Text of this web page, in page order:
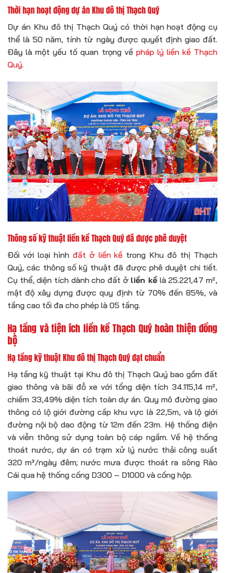
Thời hạn hoạt động dự án Khu đô thị Thạch Quý
Dự án Khu đô thị Thạch Quý có thời hạn hoạt động cụ
thể là 50 năm, tính từ ngày được quyết định giao đất.
Đây là một yếu tố quan trọng về pháp lý liền kề Thạch
Quý.
Thông số kỹ thuật liền kề Thạch Quý đã được phê duyệt
Đối với loại hình đất ở liền kề trong Khu đô thị Thạch
Quý, các thông số kỹ thuật đã được phê duyệt chi tiết.
Cụ thể, diện tích dành cho đất ở liền kề là 25.221,47 m²,
mật độ xây dựng được quy định từ 70% đến 85%, và
tầng cao tối đa cho phép là 05 tầng.
Hạ tầng và tiện ích liền kề Thạch Quý hoàn thiện đồng
bộ
Hạ tầng kỹ thuật Khu đô thị Thạch Quý đạt chuẩn
Hạ tầng kỹ thuật tại Khu đô thị Thạch Quý bao gồm đất
giao thông và bãi đỗ xe với tổng diện tích 34.115,14 m²,
chiếm 33,49% diện tích toàn dự án. Quy mô đường giao
thông có lộ giới đường cấp khu vực là 22,5m, và lộ giới
đường nội bộ dao động từ 12m đến 23m. Hệ thống điện
và viễn thông sử dụng toàn bộ cáp ngầm. Về hệ thống
thoát nước, dự án có trạm xử lý nước thải công suất
320 m³/ngày đêm; nước mưa được thoát ra sông Rào
Cái qua hệ thống cống D300 – D1000 và cống hộp.